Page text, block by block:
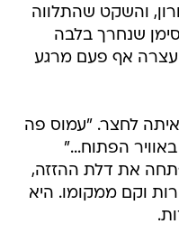
והשקט שהתלווה
שנחרך בלבה
אף פעם מרגע
לחצר. "עמוס פה
הפתוח..."
את דלת ההזזה,
וקם ממקומו. היא